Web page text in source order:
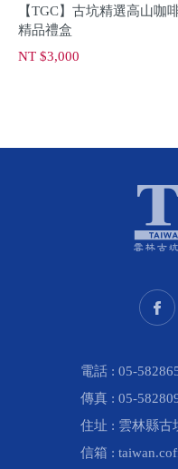
【TGC】古坑精選高山咖
精品禮盒
NT $3,000
電話 : 05-
傳真 : 05-
住址 : 雲林縣古
信箱 :